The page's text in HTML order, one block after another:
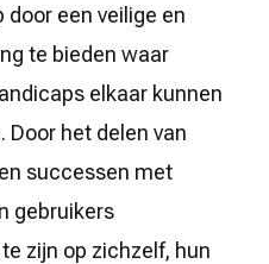
een veilige en
te bieden waar
elkaar kunnen
Door het delen van
successen met
gebruikers
zijn op zichzelf, hun